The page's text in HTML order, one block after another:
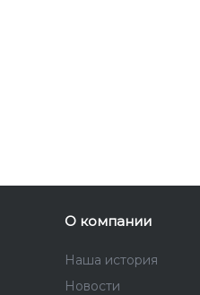
О компании
Наша история
Новости